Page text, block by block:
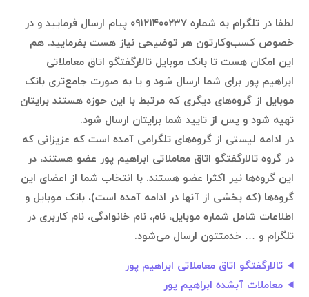
لطفا در تلگرام به شماره ۰۹۱۲۱۴۰۰۲۳۷ پیام ارسال فرمایید و در
خصوص کسب‌وکارتون هر توضیحی نیاز هست بفرمایید. هم
این امکان هست تا بانک موبایل تالارگفتگو اتاق معاملاتی
ابراهیم پور برای شما ارسال شود و یا به صورت جامع‌تری بانک
موبایل از گروه‌های دیگری که مرتبط با این حوزه هستند برایتان
تهیه شود و پس از تایید شما برایتان ارسال شود.
در ادامه لیستی از گروه‌های تلگرامی آمده است که عزیزانی که
در گروه تالارگفتگو اتاق معاملاتی ابراهیم پور عضو هستند، در
این گروه‌ها نیر اکثرا عضو هستند. با انتخاب شما از اعضای این
گروه‌ها (که بخشی از آنها در ادامه آمده است)، بانک موبایل و
اطلاعات شامل شماره موبایل، نام، نام خانوادگی، نام کاربری در
تلگرام و … خدمتتون ارسال می‌شود.
تالارگفتگو اتاق معاملاتی ابراهیم پور
معاملات آبشده ابراهیم پور